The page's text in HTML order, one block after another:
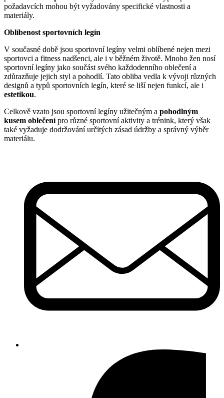
požadavcích mohou být vyžadovány specifické vlastnosti a
materiály.
Oblíbenost sportovních legín
V současné době jsou sportovní legíny velmi oblíbené nejen mezi
sportovci a fitness nadšenci, ale i v běžném životě. Mnoho žen nosí
sportovní legíny jako součást svého každodenního oblečení a
zdůrazňuje jejich styl a pohodlí. Tato obliba vedla k vývoji různých
designů a typů sportovních legín, které se liší nejen funkcí, ale i
estetikou.
Celkově vzato jsou sportovní legíny užitečným a pohodlným
kusem oblečenípro různé sportovní aktivity a trénink, který však
také vyžaduje dodržování určitých zásad údržby a správný výběr
materiálu.